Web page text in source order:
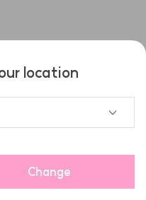
location
Change